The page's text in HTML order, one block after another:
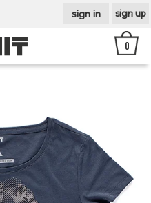
sign in sign up
0